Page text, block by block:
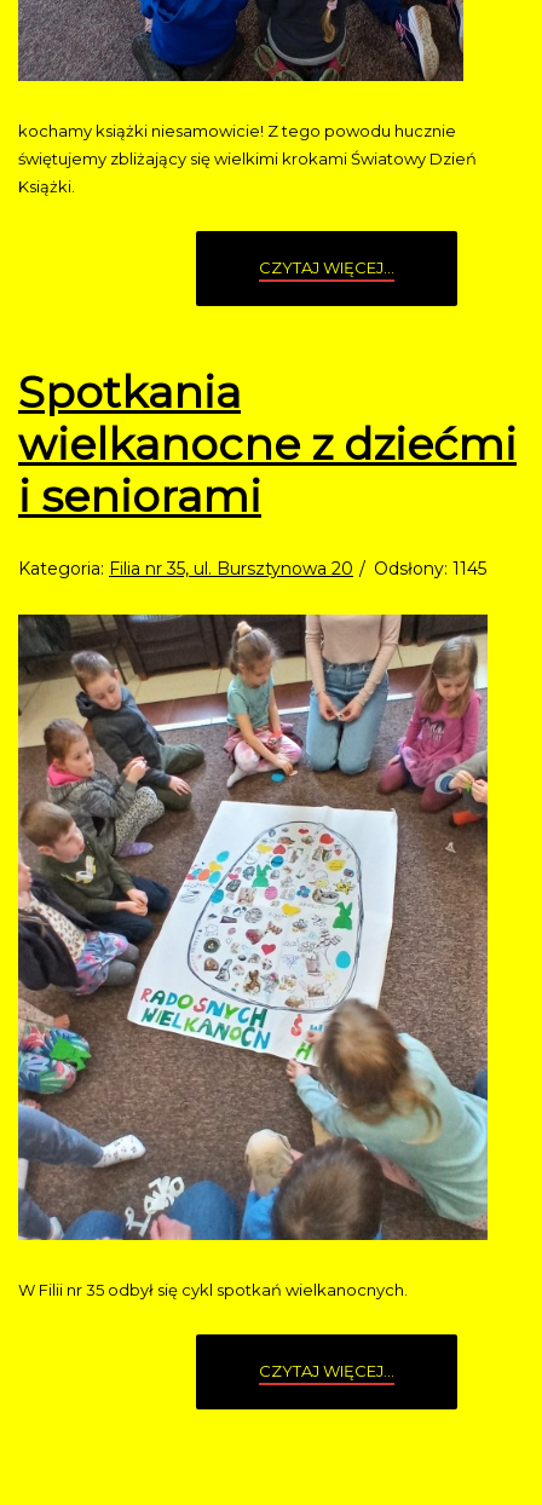
kochamy książki niesamowicie! Z tego powodu hucznie
świętujemy zbliżający się wielkimi krokami Światowy Dzień
Książki.
CZYTAJ WIĘCEJ...
Spotkania
wielkanocne z dziećmi
i seniorami
Kategoria: Filia nr 35, ul. Bursztynowa 20 Odsłony: 1145
W Filii nr 35 odbył się cykl spotkań wielkanocnych.
CZYTAJ WIĘCEJ...